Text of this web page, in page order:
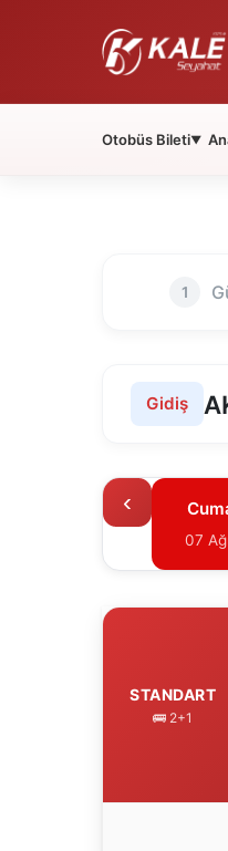
Otobüs Bileti▼
1
Gidiş
‹
07
STANDART
🚌 2+1